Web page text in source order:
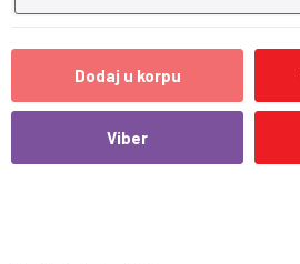
Dodaj u korpu
Viber